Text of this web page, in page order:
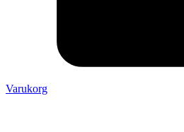
Varukorg